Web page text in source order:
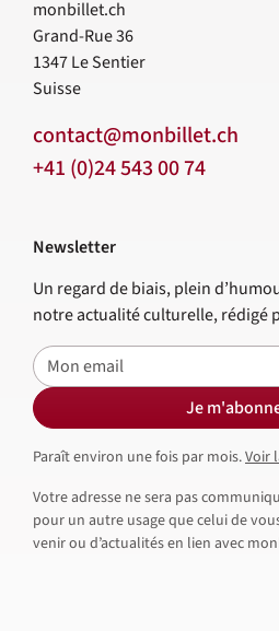
monbillet.ch
Grand-Rue 36
1347Le Sentier
Suisse
contact@monbillet.ch
+41 (0)24 543 00 74
Newsletter
Un regard de biais, plein
notre actualité culturelle, rédigé
E-mail
Je
Paraît environ une fois par mois.Voir
Votre adresse ne sera pas
pour un autre usage que celui de
venir ou d’actualités en lien avec